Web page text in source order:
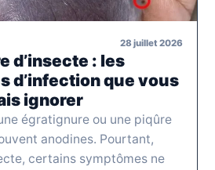
28 juillet 2026
d’insecte : les
d’infection que vous
ignorer
égratignure ou une piqûre
anodines. Pourtant,
certains symptômes ne